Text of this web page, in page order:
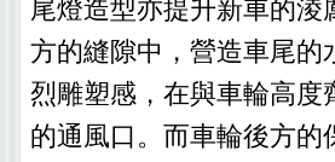
尾燈造型亦提升新車的
方的縫隙中，營造車尾
烈雕塑感，在與車輪高
的通風口。而車輪後方